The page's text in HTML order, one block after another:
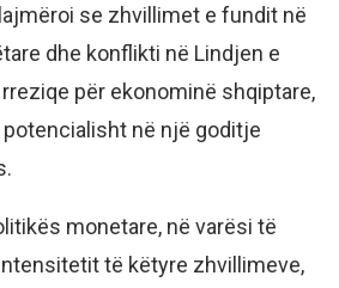
se zhvillimet e fundit në
dhe konflikti në Lindjen e
për ekonominë shqiptare,
në një goditje
monetare, në varësi të
të këtyre zhvillimeve,